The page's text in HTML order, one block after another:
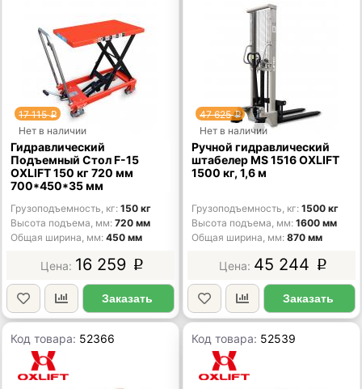
17 115p
Нет в наличии
Гидравлический
Подъемный Стол F-15
OXLIFT 150 кг 720 мм
700*450*35 мм
Грузоподъемность, кг 150 кг
Высота подъема, мм 720 мм
Общая ширина, мм 450 мм
16 259 p
Заказать
47 625p
Нет в наличии
Ручной гидравлический
штабелер MS 1516 OXLIFT
1500 кг, 1,6 м
Грузоподъемность, кг 1500 кг
Высота подъема, мм 1600 мм
Общая ширина, мм 870 мм
45 244 p
Заказать
Код товара: 52366 Код товара: 52539